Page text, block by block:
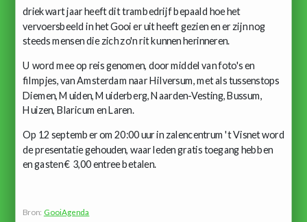
driekwart jaar heeft dit trambedrijf bepaald hoe het
vervoersbeeld in het Gooi er uit heeft gezien en er zijn nog
steeds mensen die zich zo'n rit kunnen herinneren.
U word mee op reis genomen, door middel van foto's en
filmpjes, van Amsterdam naar Hilversum, met als tussenstops
Diemen, Muiden, Muiderberg, Naarden-Vesting, Bussum,
Huizen, Blaricum en Laren.
Op 12 september om 20:00 uur in zalencentrum 't Visnet word
de presentatie gehouden, waar leden gratis toegang hebben
en gasten € 3,00 entree betalen.
Bron: GooiAgenda